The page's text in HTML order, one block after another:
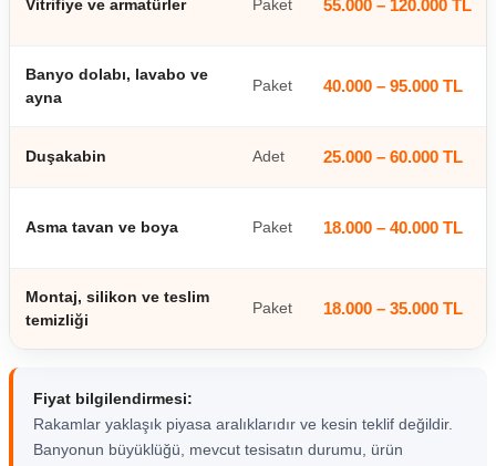
Vitrifiye ve armatürler Paket 55.000 – 120.000 TL
Banyo dolabı, lavabo ve
ayna
Paket 40.000 – 95.000 TL
Duşakabin Adet 25.000 – 60.000 TL
Asma tavan ve boya Paket 18.000 – 40.000 TL
Montaj, silikon ve teslim
temizliği
Paket 18.000 – 35.000 TL
Fiyat bilgilendirmesi:
Rakamlar yaklaşık piyasa aralıklarıdır ve kesin teklif değildir.
Banyonun büyüklüğü, mevcut tesisatın durumu, ürün